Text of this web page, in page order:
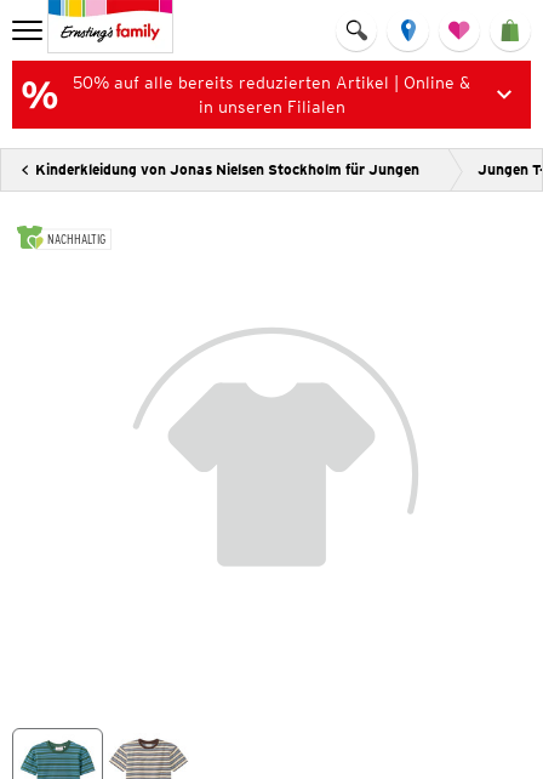
50% auf alle bereits reduzierten Artikel | Online &
in unseren Filialen
Kinderkleidung von Jonas Nielsen Stockholm für Jungen Jungen
NACHHALTIG